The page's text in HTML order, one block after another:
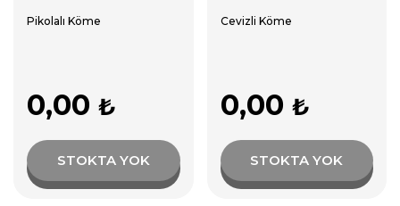
Pikolalı Köme
0,00 ₺
STOKTA YOK
Cevizli Köme
0,00 ₺
STOKTA YOK